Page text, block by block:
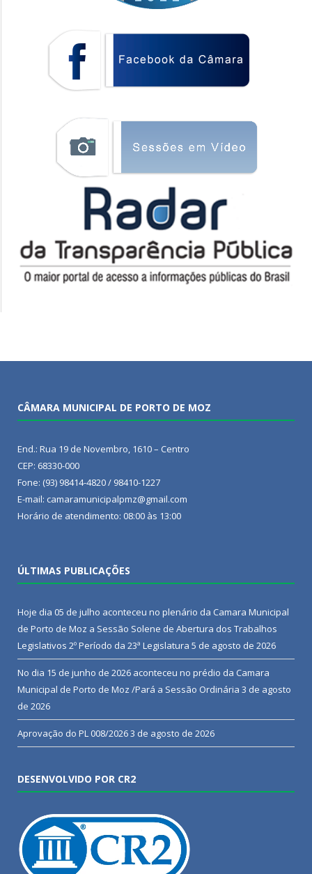
CÂMARA MUNICIPAL DE PORTO DE MOZ
End.: Rua 19 de Novembro, 1610 – Centro
CEP: 68330-000
Fone: (93) 98414-4820 / 98410-1227
E-mail: camaramunicipalpmz@gmail.com
Horário de atendimento: 08:00 às 13:00
ÚLTIMAS PUBLICAÇÕES
Hoje dia 05 de julho aconteceu no plenário da Camara Municipal
de Porto de Moz a Sessão Solene de Abertura dos Trabalhos
Legislativos 2º Período da 23ª Legislatura 5 de agosto de 2026
No dia 15 de junho de 2026 aconteceu no prédio da Camara
Municipal de Porto de Moz /Pará a Sessão Ordinária 3 de agosto
de 2026
Aprovação do PL 008/20263 de agosto de 2026
DESENVOLVIDO POR CR2